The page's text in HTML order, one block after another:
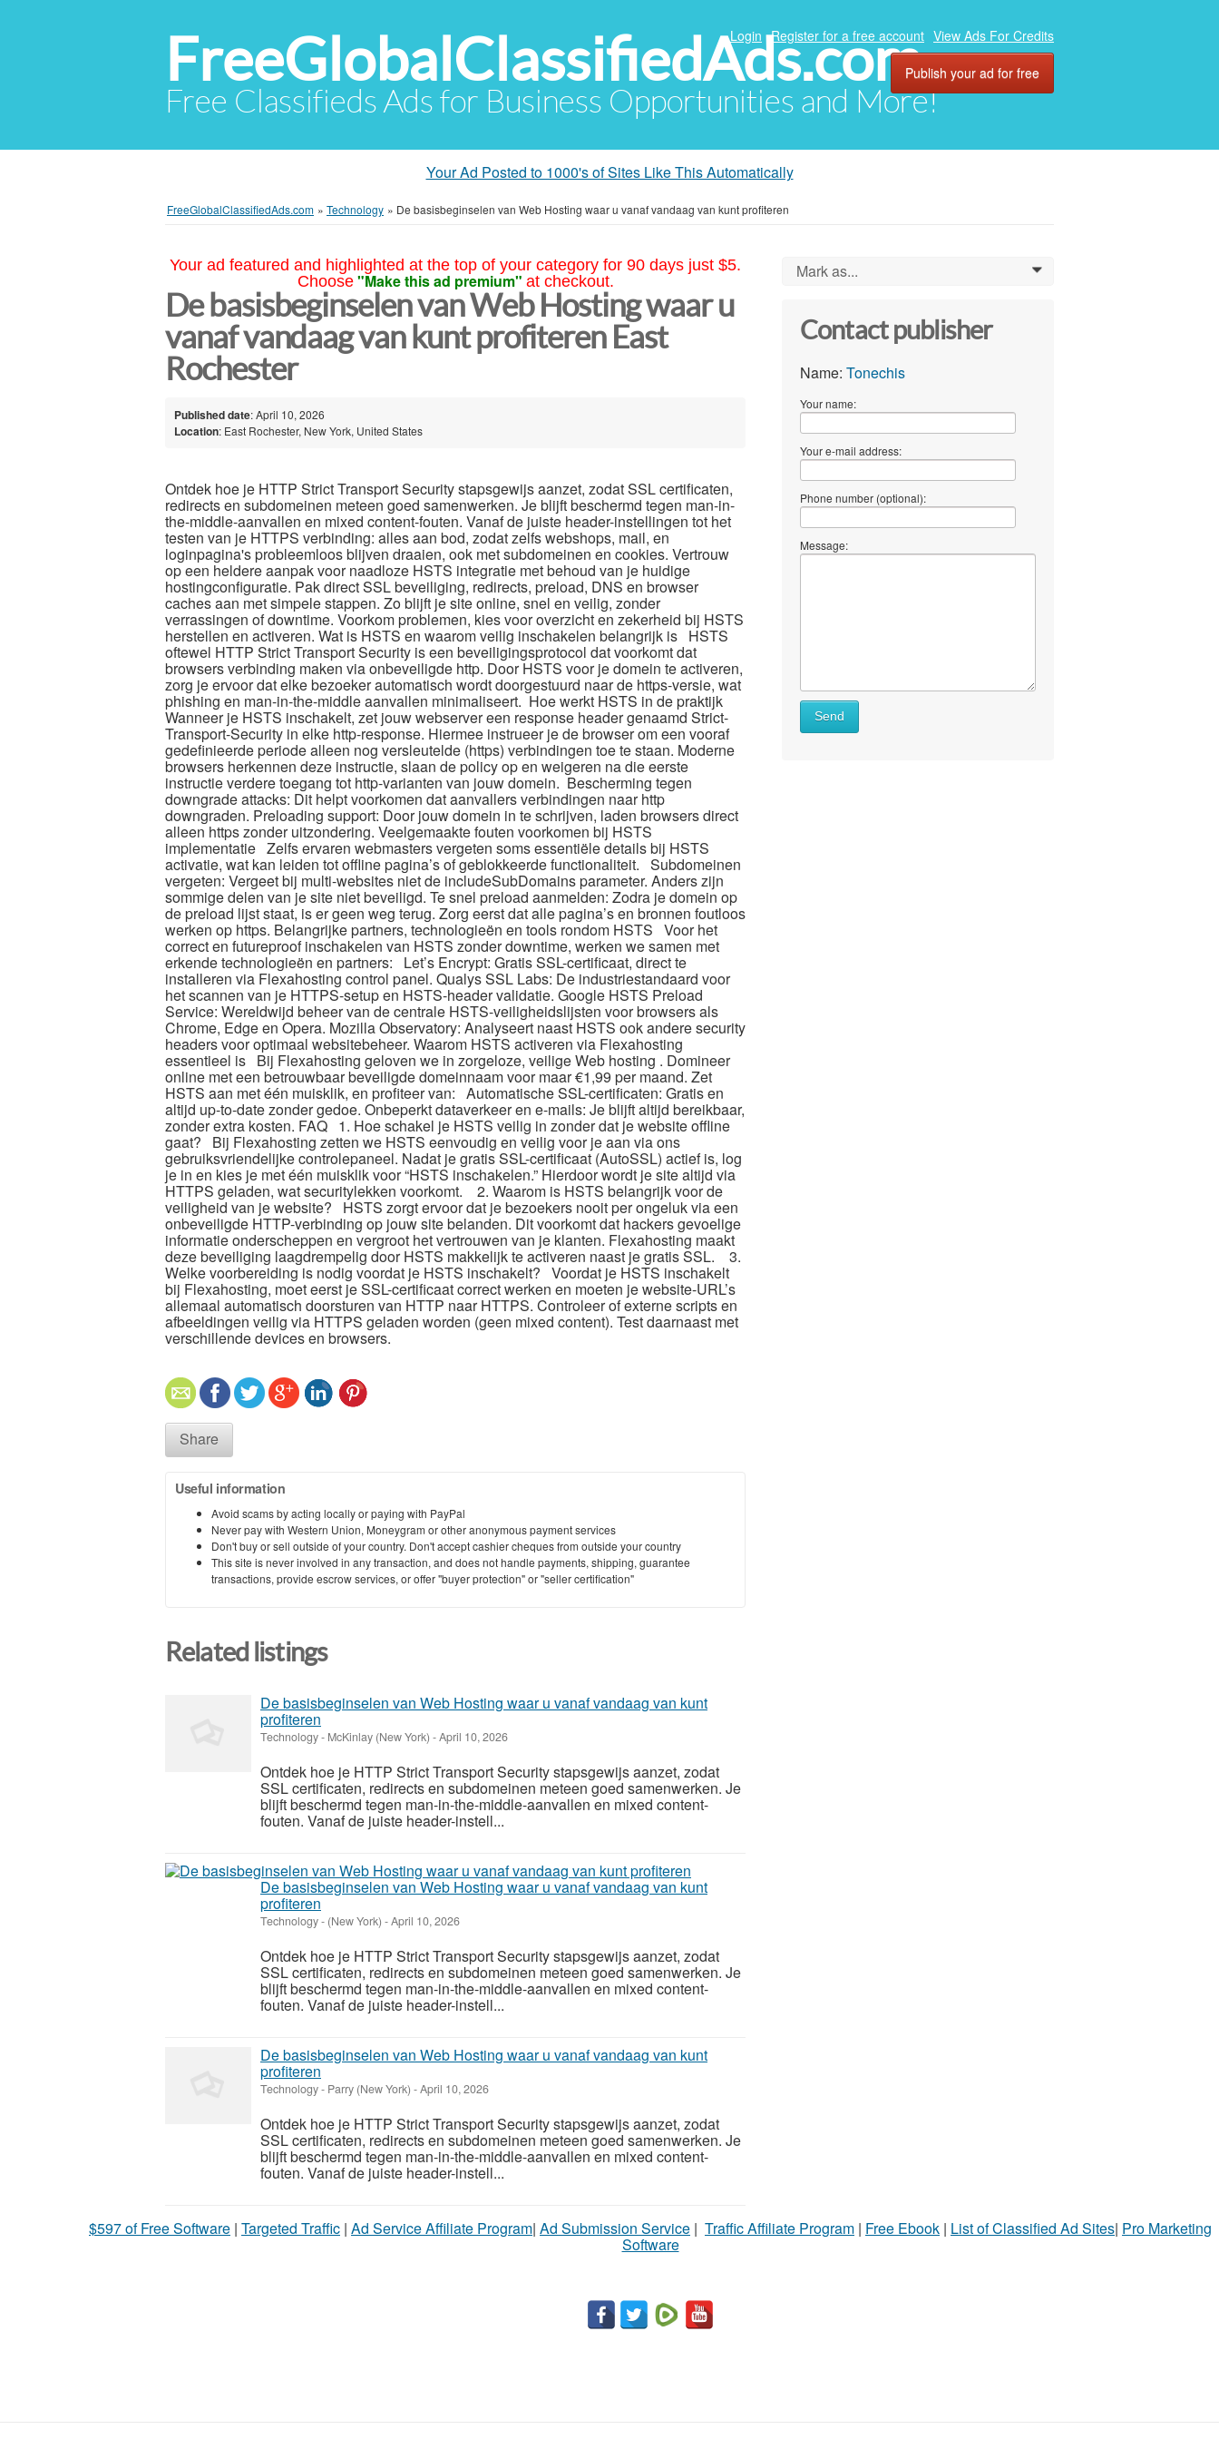
FreeGlobalClassifiedAds.com
Free Classifieds Ads for Business Opportunities and More!
Login Register for a free account View Ads For Credits
Publish your ad for free
Your Ad Posted to 1000's of Sites Like This Automatically
FreeGlobalClassifiedAds.com » Technology » De basisbeginselen van Web Hosting waar u vanaf vandaag van kunt profiteren
Your ad featured and highlighted at the top of your category for 90 days just $5.
Choose "Make this ad premium" at checkout.
De basisbeginselen van Web Hosting waar u
vanaf vandaag van kunt profiteren East
Rochester
Published date: April 10, 2026
Location: East Rochester, New York, United States
Ontdek hoe je HTTP Strict Transport Security stapsgewijs aanzet, zodat SSL certificaten,
redirects en subdomeinen meteen goed samenwerken.​ Je blijft beschermd tegen man-in-
the-middle-aanvallen en mixed content-fouten.​ Vanaf de juiste header-instellingen tot het
testen van je HTTPS verbinding: alles aan bod, zodat zelfs webshops, mail, en
loginpagina's probleemloos blijven draaien, ook met subdomeinen en cookies.​ Vertrouw
op een heldere aanpak voor naadloze HSTS integratie met behoud van je huidige
hostingconfiguratie.​ Pak direct SSL beveiliging, redirects, preload, DNS en browser
caches aan met simpele stappen.​ Zo blijft je site online, snel en veilig, zonder
verrassingen of downtime.​ Voorkom problemen, kies voor overzicht en zekerheid bij HSTS
herstellen en activeren.​ Wat is HSTS en waarom veilig inschakelen belangrijk is HSTS
oftewel HTTP Strict Transport Security is een beveiligingsprotocol dat voorkomt dat
browsers verbinding maken via onbeveiligde http.​ Door HSTS voor je domein te activeren,
zorg je ervoor dat elke bezoeker automatisch wordt doorgestuurd naar de https-versie, wat
phishing en man-in-the-middle aanvallen minimaliseert.​ Hoe werkt HSTS in de praktijk
Wanneer je HSTS inschakelt, zet jouw webserver een response header genaamd Strict-
Transport-Security in elke http-response.​ Hiermee instrueer je de browser om een vooraf
gedefinieerde periode alleen nog versleutelde (https) verbindingen toe te staan.​ Moderne
browsers herkennen deze instructie, slaan de policy op en weigeren na die eerste
instructie verdere toegang tot http-varianten van jouw domein.​ Bescherming tegen
downgrade attacks: Dit helpt voorkomen dat aanvallers verbindingen naar http
downgraden.​ Preloading support: Door jouw domein in te schrijven, laden browsers direct
alleen https zonder uitzondering.​ Veelgemaakte fouten voorkomen bij HSTS
implementatie Zelfs ervaren webmasters vergeten soms essentiële details bij HSTS
activatie, wat kan leiden tot offline pagina’s of geblokkeerde functionaliteit.​ Subdomeinen
vergeten: Vergeet bij multi-websites niet de includeSubDomains parameter.​ Anders zijn
sommige delen van je site niet beveiligd.​ Te snel preload aanmelden: Zodra je domein op
de preload lijst staat, is er geen weg terug.​ Zorg eerst dat alle pagina’s en bronnen foutloos
werken op https.​ Belangrijke partners, technologieën en tools rondom HSTS Voor het
correct en futureproof inschakelen van HSTS zonder downtime, werken we samen met
erkende technologieën en partners: Let’s Encrypt: Gratis SSL-certificaat, direct te
installeren via Flexahosting control panel.​ Qualys SSL Labs: De industriestandaard voor
het scannen van je HTTPS-setup en HSTS-header validatie.​ Google HSTS Preload
Service: Wereldwijd beheer van de centrale HSTS-veiligheidslijsten voor browsers als
Chrome, Edge en Opera.​ Mozilla Observatory: Analyseert naast HSTS ook andere security
headers voor optimaal websitebeheer.​ Waarom HSTS activeren via Flexahosting
essentieel is Bij Flexahosting geloven we in zorgeloze, veilige Web hosting .​ Domineer
online met een betrouwbaar beveiligde domeinnaam voor maar €1,99 per maand.​ Zet
HSTS aan met één muisklik, en profiteer van: Automatische SSL-certificaten: Gratis en
altijd up-to-date zonder gedoe.​ Onbeperkt dataverkeer en e-mails: Je blijft altijd bereikbaar,
zonder extra kosten.​ FAQ 1.​ Hoe schakel je HSTS veilig in zonder dat je website offline
gaat? Bij Flexahosting zetten we HSTS eenvoudig en veilig voor je aan via ons
gebruiksvriendelijke controlepaneel.​ Nadat je gratis SSL-certificaat (AutoSSL) actief is, log
je in en kies je met één muisklik voor “HSTS inschakelen.​” Hierdoor wordt je site altijd via
HTTPS geladen, wat securitylekken voorkomt.​ 2.​ Waarom is HSTS belangrijk voor de
veiligheid van je website? HSTS zorgt ervoor dat je bezoekers nooit per ongeluk via een
onbeveiligde HTTP-verbinding op jouw site belanden.​ Dit voorkomt dat hackers gevoelige
informatie onderscheppen en vergroot het vertrouwen van je klanten.​ Flexahosting maakt
deze beveiliging laagdrempelig door HSTS makkelijk te activeren naast je gratis SSL.​ 3.​
Welke voorbereiding is nodig voordat je HSTS inschakelt? Voordat je HSTS inschakelt
bij Flexahosting, moet eerst je SSL-certificaat correct werken en moeten je website-URL’s
allemaal automatisch doorsturen van HTTP naar HTTPS.​ Controleer of externe scripts en
afbeeldingen veilig via HTTPS geladen worden (geen mixed content).​ Test daarnaast met
verschillende devices en browsers.​
Share
Useful information
Avoid scams by acting locally or paying with PayPal
Never pay with Western Union, Moneygram or other anonymous payment services
Don't buy or sell outside of your country. Don't accept cashier cheques from outside your country
This site is never involved in any transaction, and does not handle payments, shipping, guarantee
transactions, provide escrow services, or offer "buyer protection" or "seller certification"
Related listings
De basisbeginselen van Web Hosting waar u vanaf vandaag van kunt
profiteren
Technology- McKinlay (New York) -April 10, 2026
Ontdek hoe je HTTP Strict Transport Security stapsgewijs aanzet, zodat
SSL certificaten, redirects en subdomeinen meteen goed samenwerken.​ Je
blijft beschermd tegen man-in-the-middle-aanvallen en mixed content-
fouten.​ Vanaf de juiste header-instell...
De basisbeginselen van Web Hosting waar u vanaf vandaag van kunt
profiteren
Technology- (New York) -April 10, 2026
Ontdek hoe je HTTP Strict Transport Security stapsgewijs aanzet, zodat
SSL certificaten, redirects en subdomeinen meteen goed samenwerken.​ Je
blijft beschermd tegen man-in-the-middle-aanvallen en mixed content-
fouten.​ Vanaf de juiste header-instell...
De basisbeginselen van Web Hosting waar u vanaf vandaag van kunt
profiteren
Technology- Parry (New York) -April 10, 2026
Ontdek hoe je HTTP Strict Transport Security stapsgewijs aanzet, zodat
SSL certificaten, redirects en subdomeinen meteen goed samenwerken.​ Je
blijft beschermd tegen man-in-the-middle-aanvallen en mixed content-
fouten.​ Vanaf de juiste header-instell...
Mark as... 0
Contact publisher
Name: Tonechis
Your name:
Your e-mail address:
Phone number (optional):
Message:
Send
$597 of Free Software | Targeted Traffic | Ad Service Affiliate Program| Ad Submission Service | Traffic Affiliate Program | Free Ebook | List of Classified Ad Sites| Pro Marketing
Software